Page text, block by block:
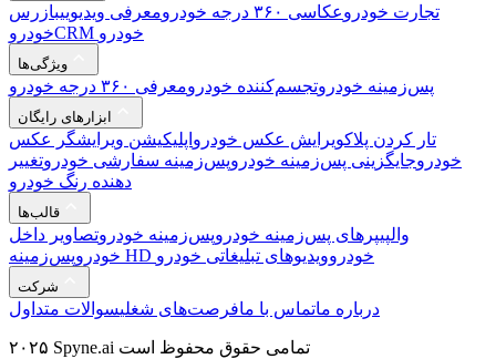
تجارت خودروعکاسی ۳۶۰ درجه خودرو معرفی ویدیوییبازرس
خودرو
CRM خودرو
ویژگی‌ها
پس‌زمینه خودروتجسم‌کننده خودرومعرفی ۳۶۰ درجه خودرو
ابزارهای رایگان
تار کردن پلاکویرایش عکس خودرو اپلیکیشن ویرایشگر عکس
خودروجایگزینی پس‌زمینه خودروپس‌زمینه سفارشی خودروتغییر
دهنده رنگ خودرو
قالب‌ها
والپیپرهای پس‌زمینه خودروپس‌زمینه خودروتصاویر داخل
خودرو
پس‌زمینه HD خودروویدیوهای تبلیغاتی خودرو
شرکت
درباره ماتماس با مافرصت‌های شغلیسوالات متداول
۲۰۲۵ Spyne.ai تمامی حقوق محفوظ است